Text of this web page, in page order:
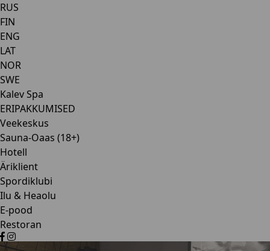
RUS
FIN
ENG
LAT
NOR
SWE
Kalev Spa
ERIPAKKUMISED
Veekeskus
Sauna-Oaas (18+)
Hotell
Äriklient
Spordiklubi
Ilu & Heaolu
E-pood
Restoran